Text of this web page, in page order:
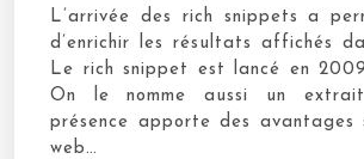
L’arrivée des rich snippets a
d’enrichir les résultats affichés
Le rich snippet est lancé en
On le nomme aussi un
présence apporte des avantages
web…